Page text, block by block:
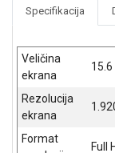
MREŽNA
ŠTAMPAČI,
SKENERI I
FOTOAPARATI
I KAMERE
Specifikacija
Veličina
ekrana
15.6
Rezolucija
ekrana
Format
Full